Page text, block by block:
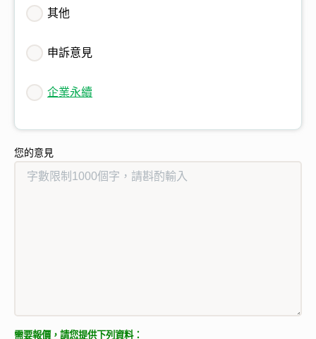
其他
申訴意見
企業永續
您的意見
需要報價，請您提供下列資料：